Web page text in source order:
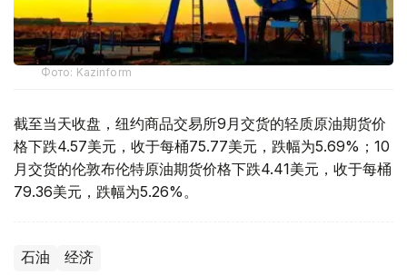
Фото: Kazinform
截至当天收盘，纽约商品交易所9月交货的轻质原油期货价
格下跌4.57美元，收于每桶75.77美元，跌幅为5.69%；10
月交货的伦敦布伦特原油期货价格下跌4.41美元，收于每桶
79.36美元，跌幅为5.26%。
石油 经济